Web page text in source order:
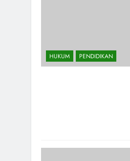
HUKUM PENDIDIKAN